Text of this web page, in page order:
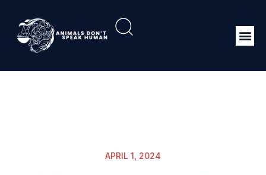
APRIL 1, 2024